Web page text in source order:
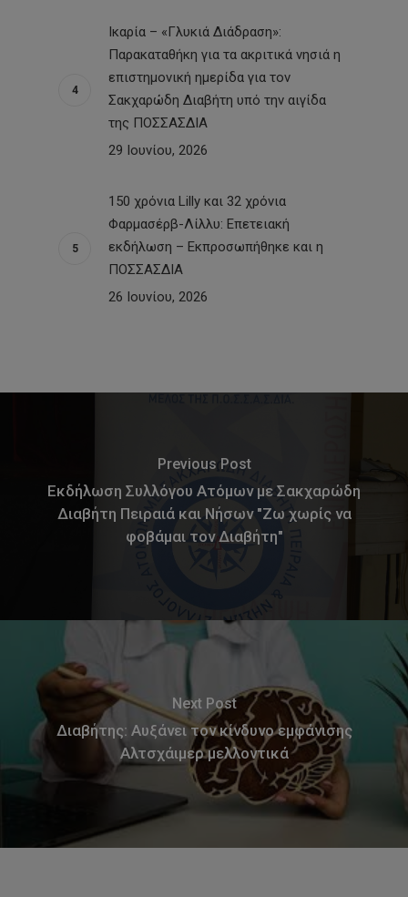
Ικαρία – «Γλυκιά Διάδραση»:
Παρακαταθήκη για τα ακριτικά νησιά η
επιστημονική ημερίδα για τον
Σακχαρώδη Διαβήτη υπό την αιγίδα
της ΠΟΣΣΑΣΔΙΑ
29 Ιουνίου, 2026
150 χρόνια Lilly και 32 χρόνια
Φαρμασέρβ-Λίλλυ: Eπετειακή
εκδήλωση – Εκπροσωπήθηκε και η
ΠΟΣΣΑΣΔΙΑ
26 Ιουνίου, 2026
Previous Post
Εκδήλωση Συλλόγου Ατόμων με Σακχαρώδη
Διαβήτη Πειραιά και Νήσων "Ζω χωρίς να
φοβάμαι τον Διαβήτη"
Next Post
Διαβήτης: Αυξάνει τον κίνδυνο εμφάνισης
Αλτσχάιμερ μελλοντικά